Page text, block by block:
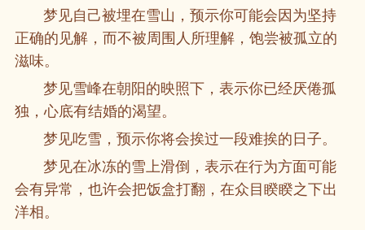
梦见自己被埋在雪山，预示你可能会因为坚持
正确的见解，而不被周围人所理解，饱尝被孤立的
滋味。
梦见雪峰在朝阳的映照下，表示你已经厌倦孤
独，心底有结婚的渴望。
梦见吃雪，预示你将会挨过一段难挨的日子。
梦见在冰冻的雪上滑倒，表示在行为方面可能
会有异常，也许会把饭盒打翻，在众目睽睽之下出
洋相。